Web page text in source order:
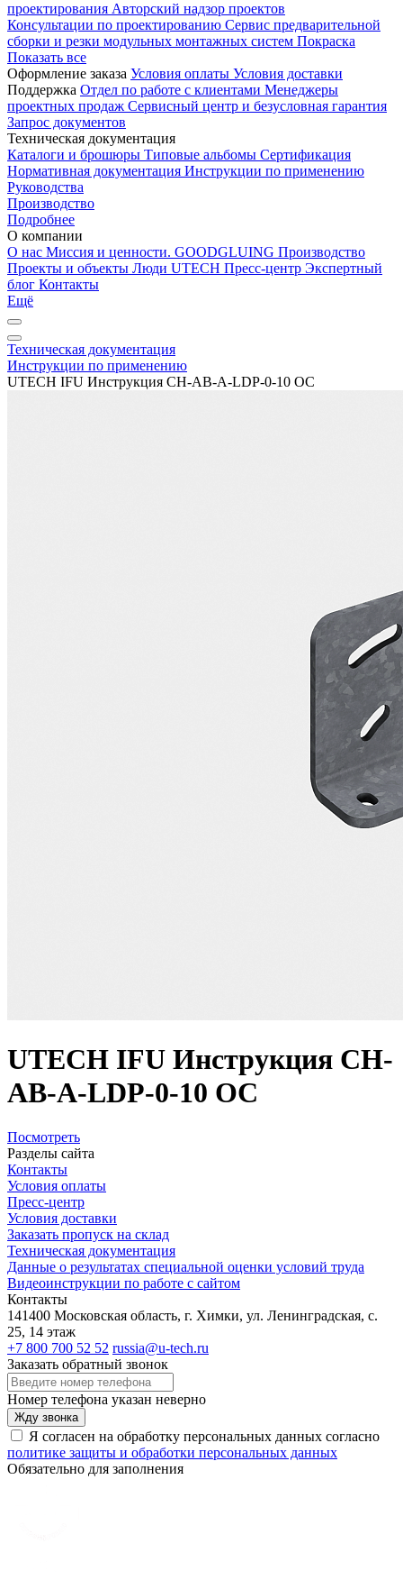
проектирования Авторский надзор проектов
Консультации по проектированию Сервис предварительной
сборки и резки модульных монтажных систем Покраска
Показать все
Оформление заказа Условия оплаты Условия доставки
Поддержка Отдел по работе с клиентами Менеджеры
проектных продаж Сервисный центр и безусловная гарантия
Запрос документов
Техническая документация
Каталоги и брошюры Типовые альбомы Сертификация
Нормативная документация Инструкции по применению
Руководства
Производство
Подробнее
О компании
О нас Миссия и ценности. GOODGLUING Производство
Проекты и объекты Люди UTECH Пресс-центр Экспертный
блог Контакты
Ещё
Техническая документация
Инструкции по применению
UTECH IFU Инструкция CH-AB-A-LDP-0-10 OC
UTECH IFU Инструкция CH-
AB-A-LDP-0-10 OC
Посмотреть
Разделы сайта
Контакты
Условия оплаты
Пресс-центр
Условия доставки
Заказать пропуск на склад
Техническая документация
Данные о результатах специальной оценки условий труда
Видеоинструкции по работе с сайтом
Контакты
141400 Московская область, г. Химки, ул. Ленинградская, с.
25, 14 этаж
+7 800 700 52 52 russia@u-tech.ru
Заказать обратный звонок
Номер телефона указан неверно
Жду звонка
Я согласен на обработку персональных данных согласно
политике защиты и обработки персональных данных
Обязательно для заполнения